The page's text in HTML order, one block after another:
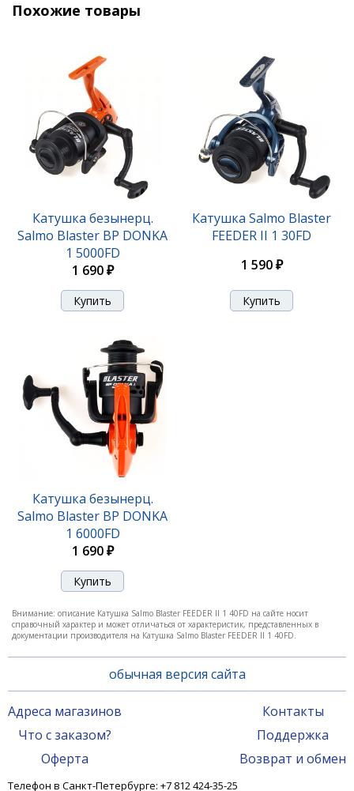
Похожие товары
Катушка безынерц.
Salmo Blaster BP DONKA
1 5000FD
1 690 ₽
Катушка Salmo Blaster
FEEDER II 1 30FD
1 590 ₽
Катушка безынерц.
Salmo Blaster BP DONKA
1 6000FD
1 690 ₽
Внимание: описание Катушка Salmo Blaster FEEDER II 1 40FD на сайте носит
справочный характер и может отличаться от характеристик, представленных в
документации производителя на Катушка Salmo Blaster FEEDER II 1 40FD.
обычная версия сайта
Адреса магазинов
Что с заказом?
Оферта
Контакты
Поддержка
Возврат и обмен
Телефон в Санкт-Петербурге: +7 812 424-35-25